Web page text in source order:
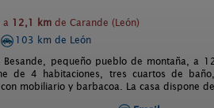
a 12,1 km de Carande (León)
103 km de León
pequeño pueblo de montaña, a
de 4 habitaciones, tres cuartos de
mobiliario y barbacoa. La casa dispone